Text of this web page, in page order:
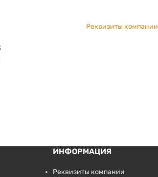
Реквизиты компании
ИНФОРМАЦИЯ
Реквизиты компании